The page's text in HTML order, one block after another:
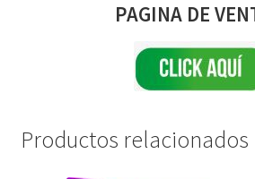
PAGINA DE
Productos relacionados